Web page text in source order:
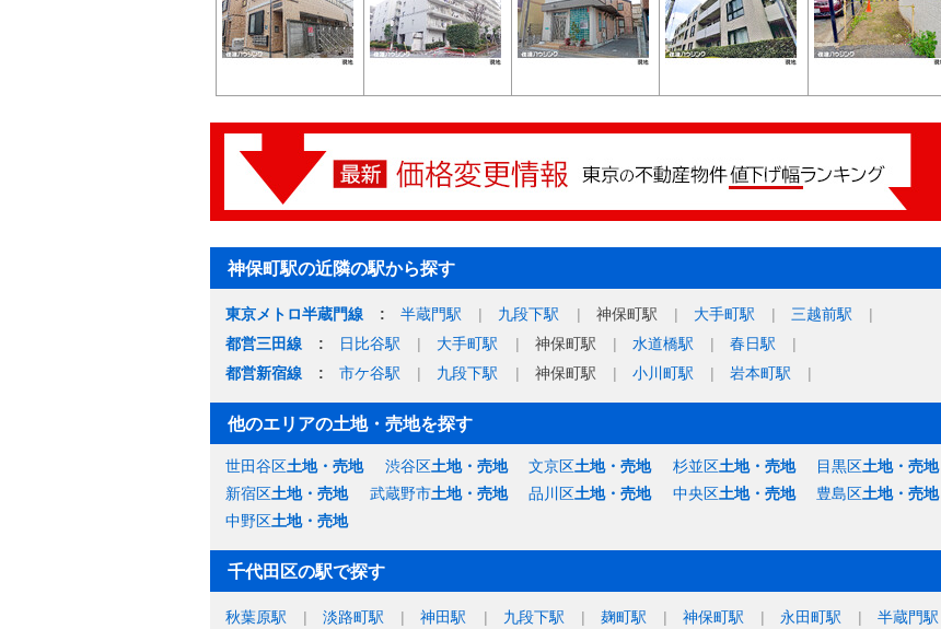
神保町駅の近隣の駅から探す
東京メトロ半蔵門線 半蔵門駅 九段下駅 神保町駅 大手町駅
三越前駅
都営三田線
日比谷駅 大手町駅 神保町駅 水道橋駅
春日駅
都営新宿線
市ケ谷駅 九段下駅 神保町駅 小川町駅 岩本町駅
他のエリアの土地・売地を探す
世田谷区土地・売地 渋谷区土地・売地 文京区土地・売地 杉並区土地・売地 目黒区土地・売地
新宿区土地・売地 武蔵野市土地・売地 品川区土地・売地 中央区土地・売地 豊島区土地・売地
中野区土地・売地
千代田区の駅で探す
秋葉原駅 淡路町駅 神田駅 九段下駅 麹町駅 神保町駅 永田町駅 半蔵門駅